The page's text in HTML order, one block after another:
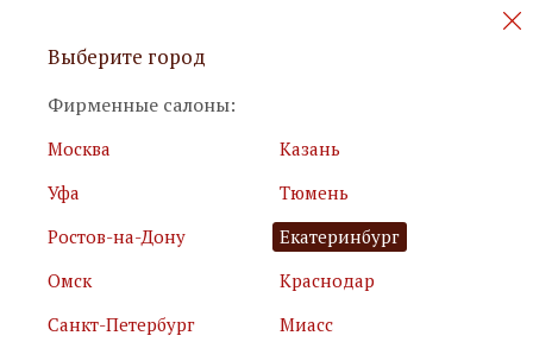
Персональные акции и новинки
Я принимаю
условия использования сайта
Я соглашаюсь сполитикой обработки персональных
Выберите город
Фирменные салоны:
Москва
Казань
Уфа
Тюмень
Ростов-на-Дону
Екатеринбург
Омск
Краснодар
Санкт-Петербург
Миасс